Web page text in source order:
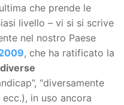
che prende le
livello – vi si si scrive
nel nostro Paese
, che ha ratificato la
diverse
“diversamente
ecc.), in uso ancora